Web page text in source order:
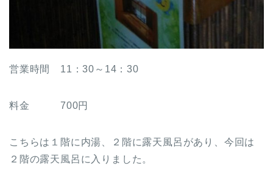
営業時間 11：30～14：30
料金 700円
こちらは１階に内湯、２階に露天風呂があり、今回は
２階の露天風呂に入りました。